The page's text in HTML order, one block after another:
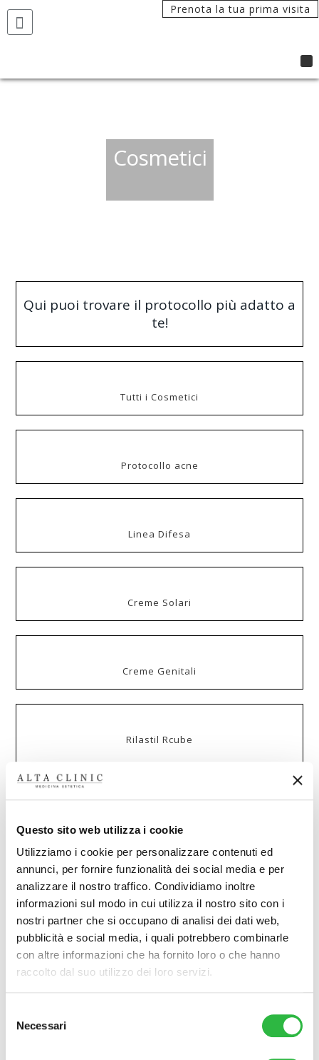
Questo sito web utilizza i cookie
Utilizziamo i cookie per personalizzare contenuti ed
annunci, per fornire funzionalità dei social media e per
analizzare il nostro traffico. Condividiamo inoltre
informazioni sul modo in cui utilizza il nostro sito con i
nostri partner che si occupano di analisi dei dati web,
pubblicità e social media, i quali potrebbero combinarle
con altre informazioni che ha fornito loro o che hanno
raccolto dal suo utilizzo dei loro servizi.
delNecessari
Prenota la tua prima visita
Cosmetici
Qui puoi trovare il protocollo più adatto a
te!
Tutti i Cosmetici
Protocollo acne
Linea Difesa
Creme Solari
Creme Genitali
Rilastil Rcube
Prenota una visita